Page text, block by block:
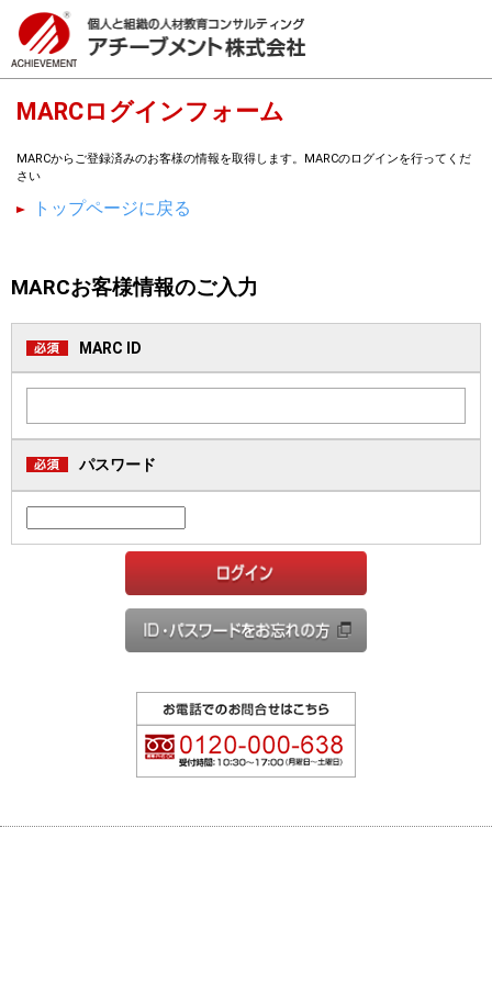
MARCログインフォーム
MARCからご登録済みのお客様の情報を取得します。MARCのログインを行ってくだ
さい
トップページに戻る
MARCお客様情報のご入力
MARC ID
パスワード